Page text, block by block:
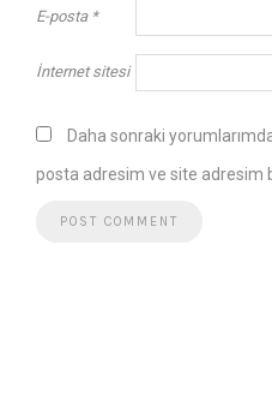
E-posta *
İnternet sitesi
Daha sonraki
posta adresim ve site adresim